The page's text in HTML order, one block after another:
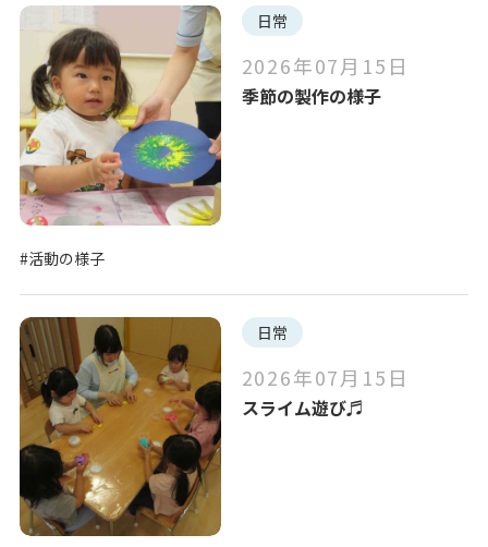
日常
2026年07月15日
季節の製作の様子
#活動の様子
日常
2026年07月15日
スライム遊び♬